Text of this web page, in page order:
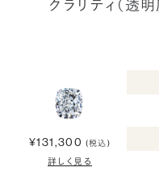
クラリティ（透
¥131,300 (税込)
詳しく見る